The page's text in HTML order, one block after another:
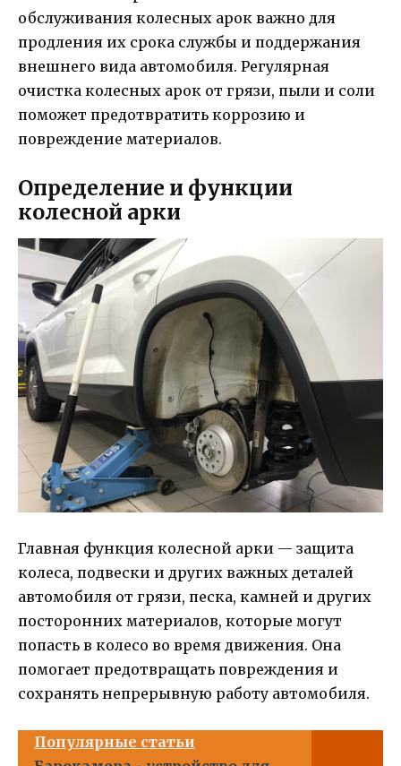
обслуживания колесных арок важно для
продления их срока службы и поддержания
внешнего вида автомобиля. Регулярная
очистка колесных арок от грязи, пыли и соли
поможет предотвратить коррозию и
повреждение материалов.
Определение и функции
колесной арки
Главная функция колесной арки — защита
колеса, подвески и других важных деталей
автомобиля от грязи, песка, камней и других
посторонних материалов, которые могут
попасть в колесо во время движения. Она
помогает предотвращать повреждения и
сохранять непрерывную работу автомобиля.
Популярные статьи